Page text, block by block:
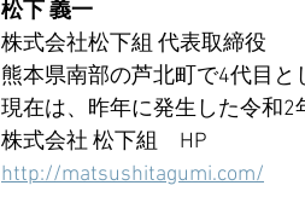
松下 義一
株式会社松下組 代表取締役
熊本県南部の芦北町で4代目と
現在は、昨年に発生した令和2
株式会社 松下組　HP
http://matsushitagumi.com/